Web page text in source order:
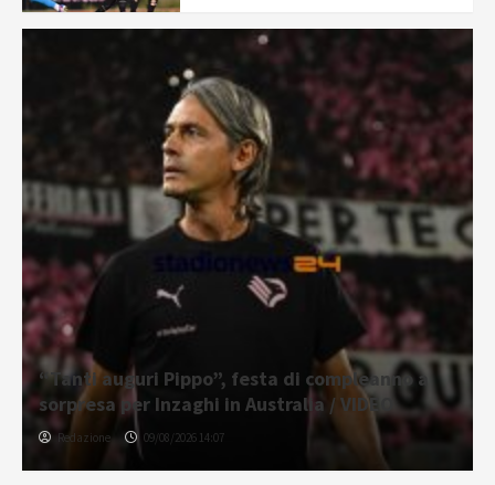
“Tanti auguri Pippo”, festa di compleanno a
sorpresa per Inzaghi in Australia / VIDEO
Redazione 09/08/2026 14:07